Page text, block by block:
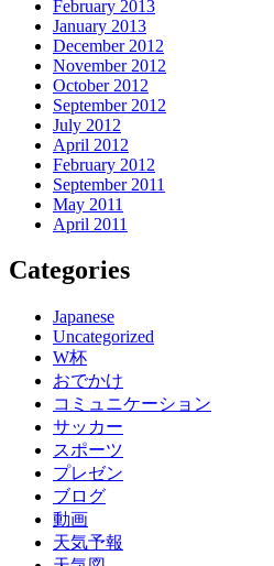
February 2013
January 2013
December 2012
November 2012
October 2012
September 2012
July 2012
April 2012
February 2012
September 2011
May 2011
April 2011
Categories
Japanese
Uncategorized
W杯
おでかけ
コミュニケーション
サッカー
スポーツ
プレゼン
ブログ
動画
天気予報